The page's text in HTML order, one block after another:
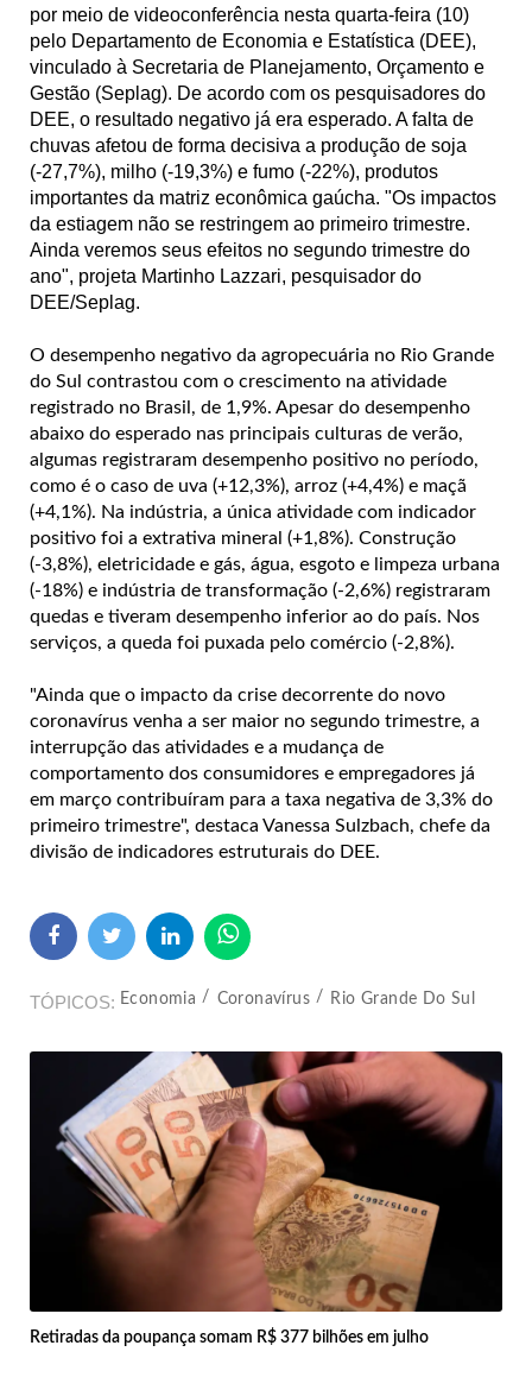
por meio de videoconferência nesta quarta-feira (10)
pelo Departamento de Economia e Estatística (DEE),
vinculado à Secretaria de Planejamento, Orçamento e
Gestão (Seplag). De acordo com os pesquisadores do
DEE, o resultado negativo já era esperado. A falta de
chuvas afetou de forma decisiva a produção de soja
(-27,7%), milho (-19,3%) e fumo (-22%), produtos
importantes da matriz econômica gaúcha. "Os impactos
da estiagem não se restringem ao primeiro trimestre.
Ainda veremos seus efeitos no segundo trimestre do
ano", projeta Martinho Lazzari, pesquisador do
DEE/Seplag.
O desempenho negativo da agropecuária no Rio Grande
do Sul contrastou com o crescimento na atividade
registrado no Brasil, de 1,9%. Apesar do desempenho
abaixo do esperado nas principais culturas de verão,
algumas registraram desempenho positivo no período,
como é o caso de uva (+12,3%), arroz (+4,4%) e maçã
(+4,1%). Na indústria, a única atividade com indicador
positivo foi a extrativa mineral (+1,8%). Construção
(-3,8%), eletricidade e gás, água, esgoto e limpeza urbana
(-18%) e indústria de transformação (-2,6%) registraram
quedas e tiveram desempenho inferior ao do país. Nos
serviços, a queda foi puxada pelo comércio (-2,8%).
"Ainda que o impacto da crise decorrente do novo
coronavírus venha a ser maior no segundo trimestre, a
interrupção das atividades e a mudança de
comportamento dos consumidores e empregadores já
em março contribuíram para a taxa negativa de 3,3% do
primeiro trimestre", destaca Vanessa Sulzbach, chefe da
divisão de indicadores estruturais do DEE.
TÓPICOS Economia Coronavírus Rio Grande Do Sul
Retiradas da poupança somam R$ 377 bilhões em julho